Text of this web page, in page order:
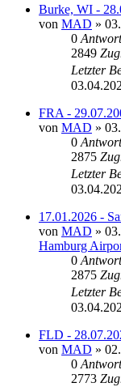
Burke, WI -
von MAD »
0
2849
Letzter
FRA -
von MAD »
0
2875
Letzter
17.01.2026 -
von MAD »
Hamburg
0
2875
Letzter
FLD -
von MAD »
0
2773